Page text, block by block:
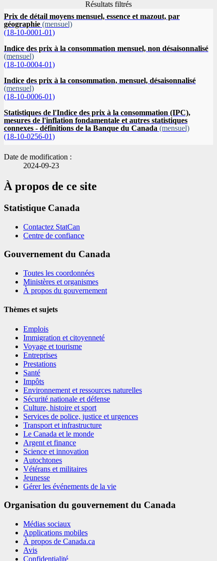
Résultats filtrés
Prix de détail moyens mensuel, essence et mazout, par
géographie (mensuel)
(18-10-0001-01)
Indice des prix à la consommation mensuel, non désaisonnalisé
(mensuel)
(18-10-0004-01)
Indice des prix à la consommation, mensuel, désaisonnalisé
(mensuel)
(18-10-0006-01)
Statistiques de l'Indice des prix à la consommation (IPC),
mesures de l'inflation fondamentale et autres statistiques
connexes - définitions de la Banque du Canada (mensuel)
(18-10-0256-01)
Date de modification :
2024-09-23
À propos de ce site
Statistique Canada
Contactez StatCan
Centre de confiance
Gouvernement du Canada
Toutes les coordonnées
Ministères et organismes
À propos du gouvernement
Thèmes et sujets
Emplois
Immigration et citoyenneté
Voyage et tourisme
Entreprises
Prestations
Santé
Impôts
Environnement et ressources naturelles
Sécurité nationale et défense
Culture, histoire et sport
Services de police, justice et urgences
Transport et infrastructure
Le Canada et le monde
Argent et finance
Science et innovation
Autochtones
Vétérans et militaires
Jeunesse
Gérer les événements de la vie
Organisation du gouvernement du Canada
Médias sociaux
Applications mobiles
À propos de Canada.ca
Avis
Confidentialité